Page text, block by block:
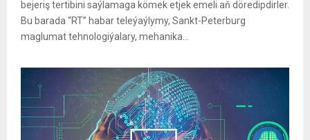
bejeriş tertibini saýlamaga kömek etjek emeli aň döredipdirler.
Bu barada “RT” habar teleýaýlymy, Sankt-Peterburg
maglumat tehnologiýalary, mehanika...